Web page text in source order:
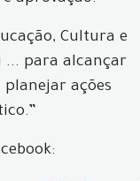
Cultura e
... para alcançar
ações